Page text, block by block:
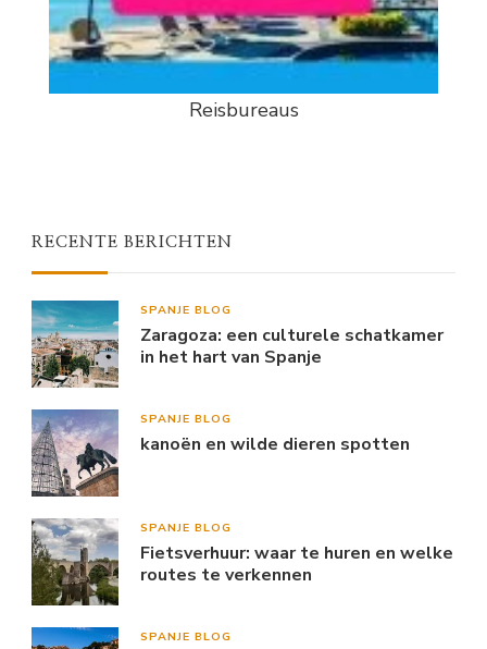
Reisbureaus
RECENTE BERICHTEN
SPANJE BLOG
Zaragoza: een culturele schatkamer
in het hart van Spanje
SPANJE BLOG
kanoën en wilde dieren spotten
SPANJE BLOG
Fietsverhuur: waar te huren en welke
routes te verkennen
SPANJE BLOG